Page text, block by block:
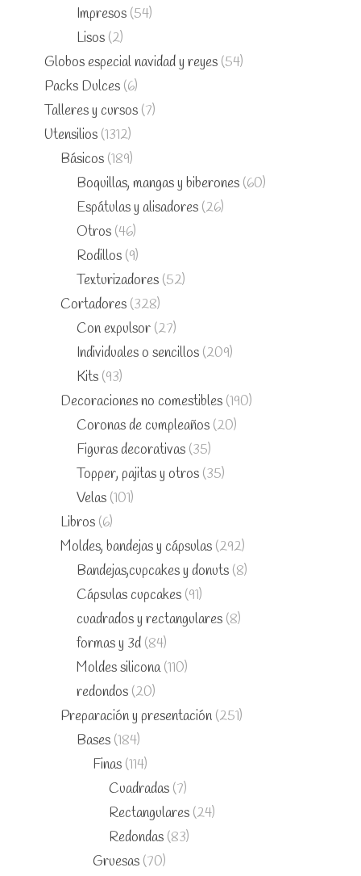
Impresos (54)
Lisos (2)
Globos especial navidad y reyes (54)
Packs Dulces (6)
Talleres y cursos (7)
Utensilios (1312)
Básicos (189)
Boquillas, mangas y biberones (60)
Espátulas y alisadores (26)
Otros (46)
Rodillos (9)
Texturizadores (52)
Cortadores (328)
Con expulsor (27)
Individuales o sencillos (209)
Kits (93)
Decoraciones no comestibles (190)
Coronas de cumpleaños (20)
Figuras decorativas (35)
Topper, pajitas y otros (35)
Velas (101)
Libros (6)
Moldes, bandejas y cápsulas (292)
Bandejas,cupcakes y donuts (8)
Cápsulas cupcakes (91)
cuadrados y rectangulares (8)
formas y 3d (84)
Moldes silicona (110)
redondos (20)
Preparación y presentación (251)
Bases (184)
Finas (114)
Cuadradas (7)
Rectangulares (24)
Redondas (83)
Gruesas (70)